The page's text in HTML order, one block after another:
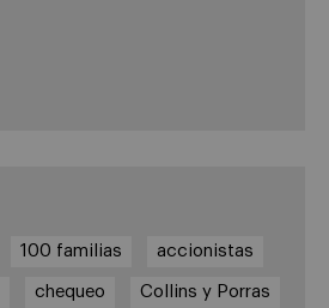
100 familias accionistas
chequeo Collins y Porras